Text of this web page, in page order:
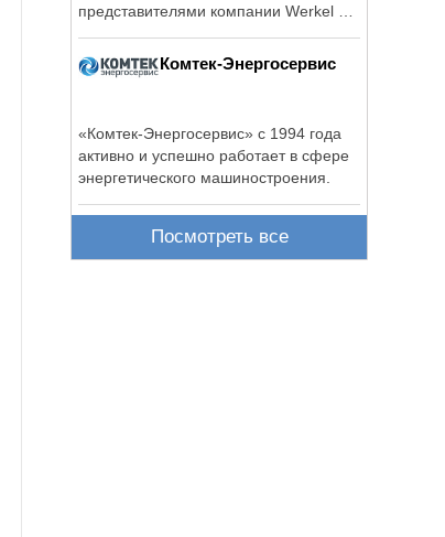
представителями компании Werkel на
Комтек-Энергосервис
«Комтек-Энергосервис» с 1994 года
активно и успешно работает в сфере
энергетического машиностроения.
Посмотреть все